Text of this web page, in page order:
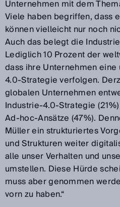
Unternehmen mit dem
Viele haben begriffen, dass
können vielleicht nur noch
Auch das belegt die
Lediglich 10 Prozent der
dass ihre Unternehmen
4.0-Strategie verfolgen.
globalen Unternehmen
Industrie-4.0-Strategie
Ad-hoc-Ansätze (47%).
Müller ein strukturiertes
und Strukturen weiter
alle unser Verhalten und
umstellen. Diese Hürde
muss aber genommen
vorn zu haben.“